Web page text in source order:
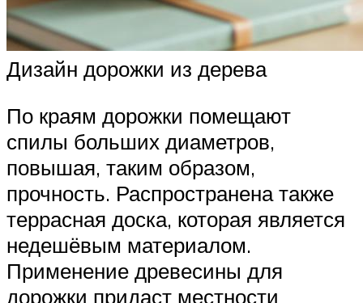
Дизайн дорожки из дерева
По краям дорожки помещают
спилы больших диаметров,
повышая, таким образом,
прочность. Распространена также
террасная доска, которая является
недешёвым материалом.
Применение древесины для
дорожки придаст местности